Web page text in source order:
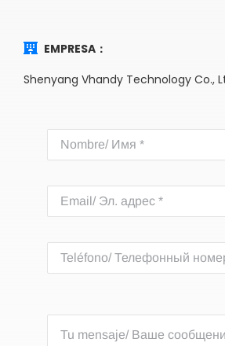
EMPRESA：
Shenyang Vhandy Technology Co.,